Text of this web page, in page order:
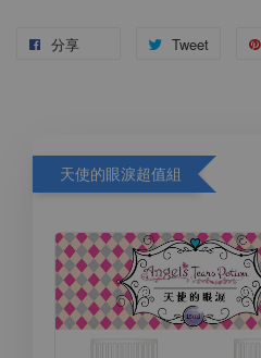
分享 Tweet
天使的眼淚超值組